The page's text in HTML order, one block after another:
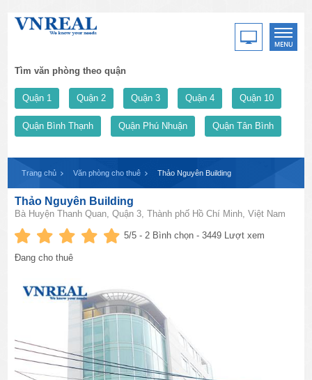
Tìm văn phòng theo quận
Quận 1 Quận 2 Quận 3 Quận 4 Quận 10
Quận Bình Thạnh Quận Phú Nhuận Quận Tân Bình
Trang chủ Văn phòng cho thuê Thảo Nguyên Building
Thảo Nguyên Building
Bà Huyện Thanh Quan, Quận 3, Thành phố Hồ Chí Minh, Việt Nam
5/5 -2 Bình chọn - 3449 Lượt xem
Đang cho thuê